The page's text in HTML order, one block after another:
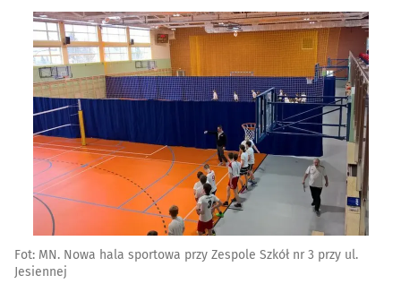
Fot: MN. Nowa hala sportowa przy Zespole Szkół nr 3 przy ul.
Jesiennej